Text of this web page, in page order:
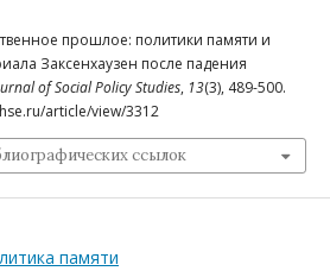
прошлое: политики памяти и
Заксенхаузен после падения
of Social Policy Studies, 13(3), 489-500.
article/view/3312
ссылок
памяти